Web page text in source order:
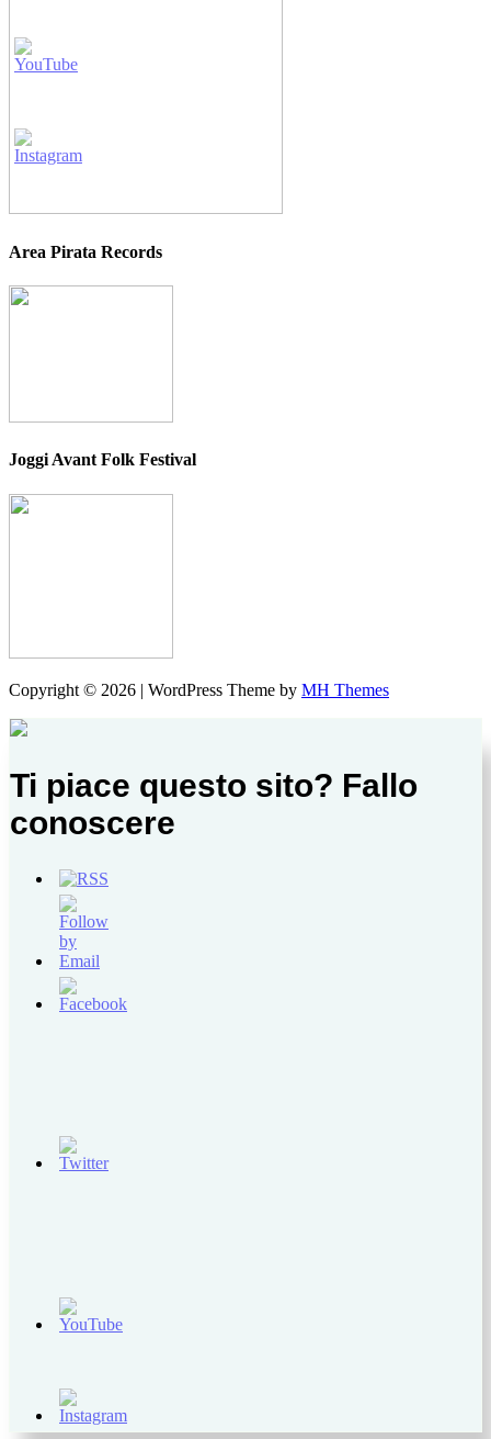
Area Pirata Records
Joggi Avant Folk Festival
Copyright © 2026 | WordPress Theme by MH Themes
Ti piace questo sito? Fallo
conoscere